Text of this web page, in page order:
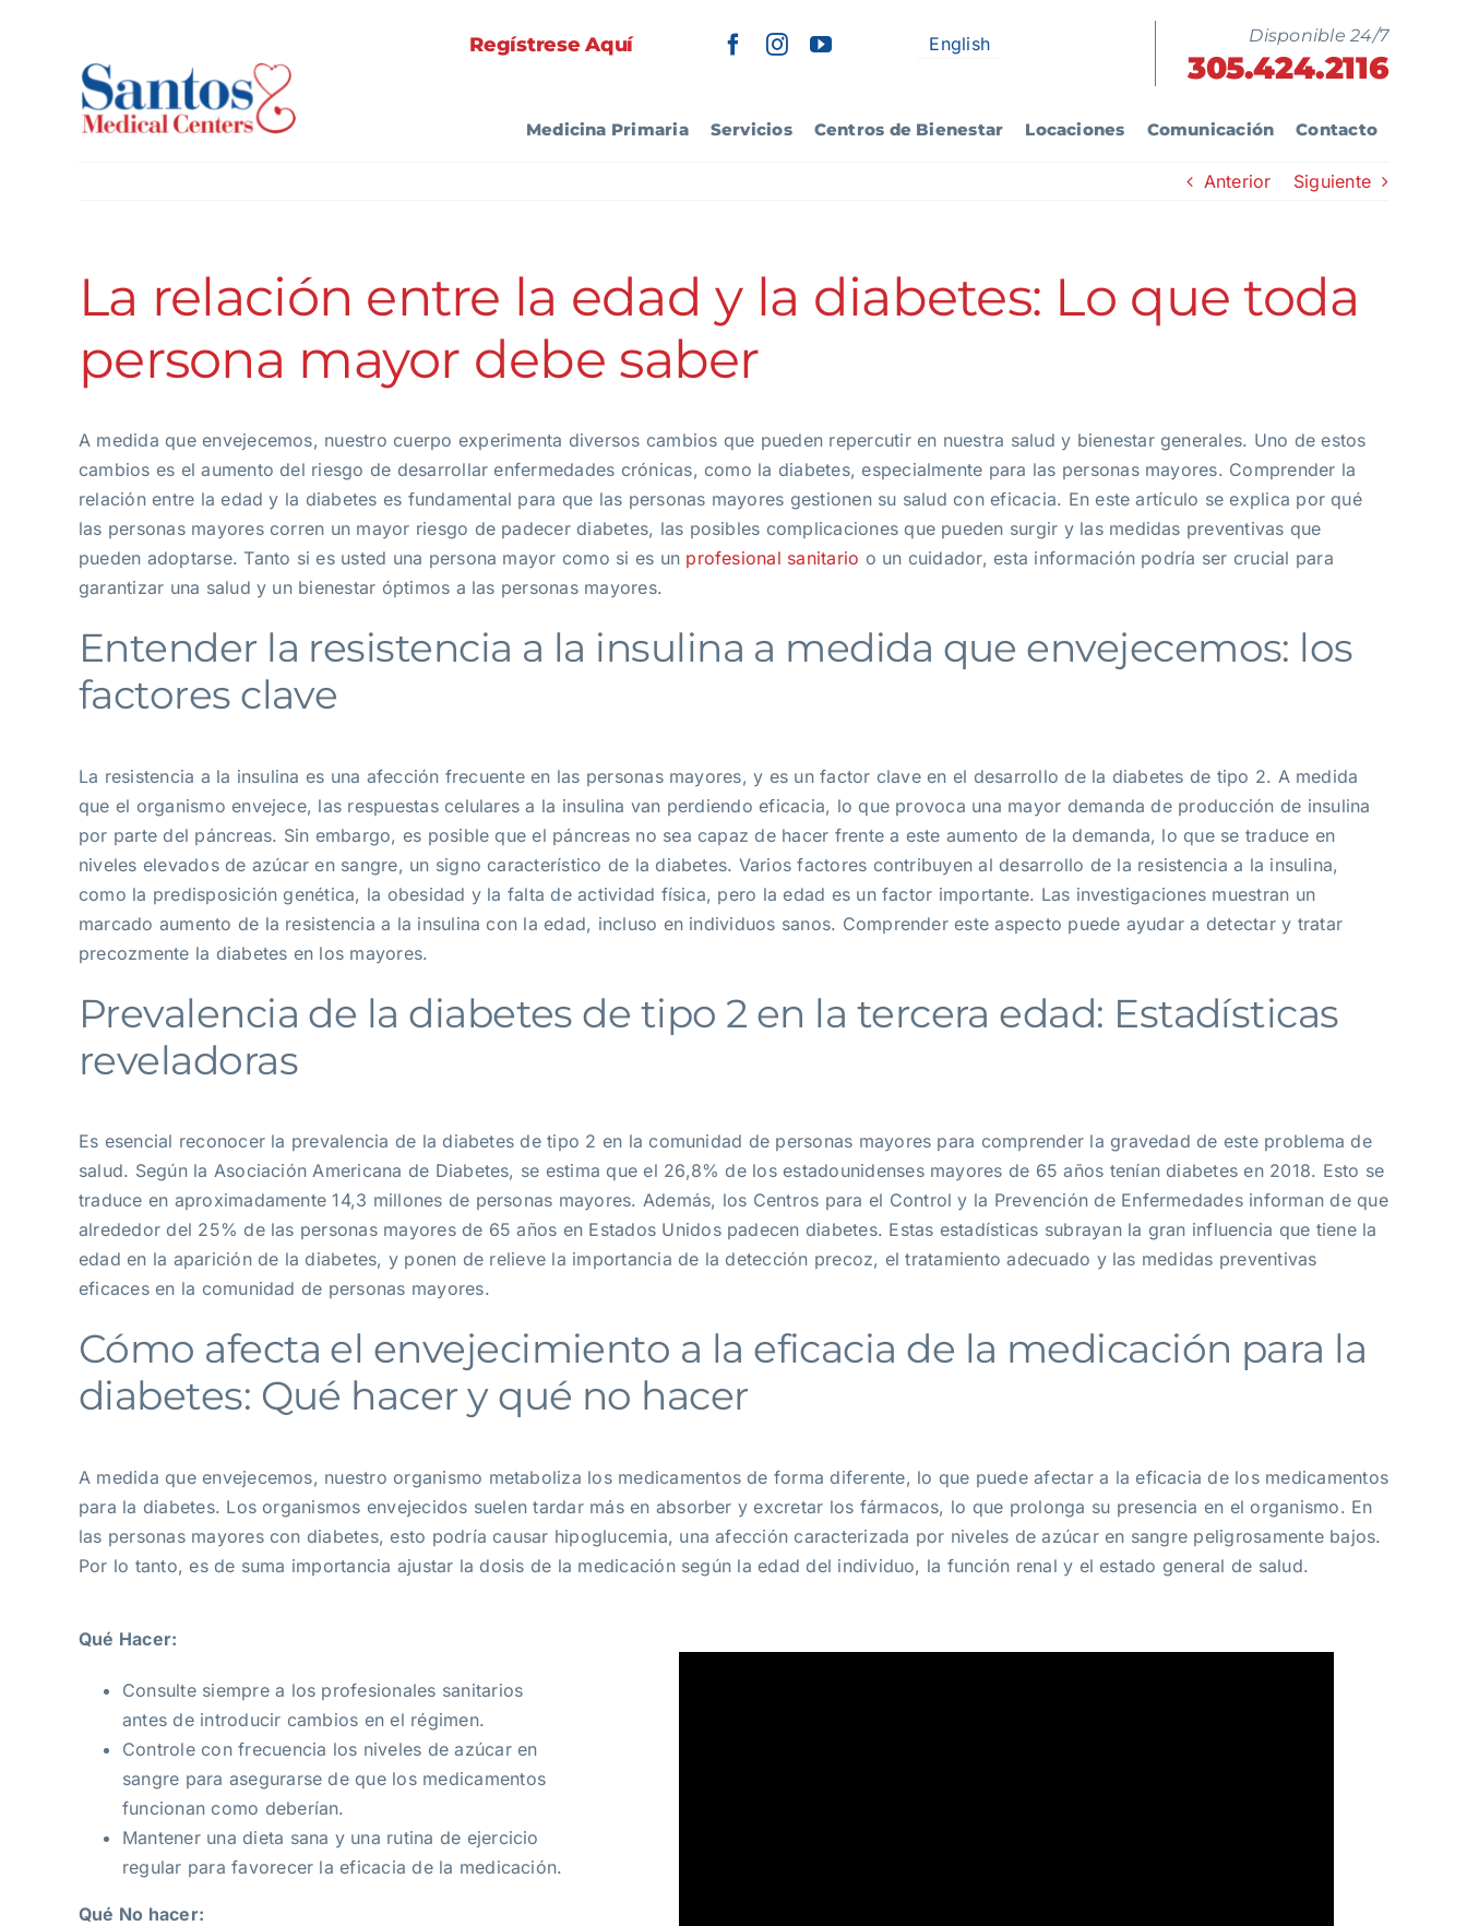
contenido
Regístrese Aquí English Disponible 24/7
305.424.2116
Medicina Primaria Servicios
Dentista
Terapias Transporte Ultrasonido
Zapatos para Diabéticos
Centros de Bienestar
Gimnasio
Locaciones Comunicación
Videos
Contacto
Nosotros
Anterior Siguiente
La relación entre la edad y la diabetes: Lo que toda
persona mayor debe saber
A medida que envejecemos, nuestro cuerpo experimenta diversos cambios que pueden repercutir en nuestra salud y bienestar generales. Uno de estos
cambios es el aumento del riesgo de desarrollar enfermedades crónicas, como la diabetes, especialmente para las personas mayores. Comprender la
relación entre la edad y la diabetes es fundamental para que las personas mayores gestionen su salud con eficacia. En este artículo se explica por qué
las personas mayores corren un mayor riesgo de padecer diabetes, las posibles complicaciones que pueden surgir y las medidas preventivas que
pueden adoptarse. Tanto si es usted una persona mayor como si es un profesional sanitario o un cuidador, esta información podría ser crucial para
garantizar una salud y un bienestar óptimos a las personas mayores.
Entender la resistencia a la insulina a medida que envejecemos: los
factores clave
La resistencia a la insulina es una afección frecuente en las personas mayores, y es un factor clave en el desarrollo de la diabetes de tipo 2. A medida
que el organismo envejece, las respuestas celulares a la insulina van perdiendo eficacia, lo que provoca una mayor demanda de producción de insulina
por parte del páncreas. Sin embargo, es posible que el páncreas no sea capaz de hacer frente a este aumento de la demanda, lo que se traduce en
niveles elevados de azúcar en sangre, un signo característico de la diabetes. Varios factores contribuyen al desarrollo de la resistencia a la insulina,
como la predisposición genética, la obesidad y la falta de actividad física, pero la edad es un factor importante. Las investigaciones muestran un
marcado aumento de la resistencia a la insulina con la edad, incluso en individuos sanos. Comprender este aspecto puede ayudar a detectar y tratar
precozmente la diabetes en los mayores.
Prevalencia de la diabetes de tipo 2 en la tercera edad: Estadísticas
reveladoras
Es esencial reconocer la prevalencia de la diabetes de tipo 2 en la comunidad de personas mayores para comprender la gravedad de este problema de
salud. Según la Asociación Americana de Diabetes, se estima que el 26,8% de los estadounidenses mayores de 65 años tenían diabetes en 2018. Esto se
traduce en aproximadamente 14,3 millones de personas mayores. Además, los Centros para el Control y la Prevención de Enfermedades informan de que
alrededor del 25% de las personas mayores de 65 años en Estados Unidos padecen diabetes. Estas estadísticas subrayan la gran influencia que tiene la
edad en la aparición de la diabetes, y ponen de relieve la importancia de la detección precoz, el tratamiento adecuado y las medidas preventivas
eficaces en la comunidad de personas mayores.
Cómo afecta el envejecimiento a la eficacia de la medicación para la
diabetes: Qué hacer y qué no hacer
A medida que envejecemos, nuestro organismo metaboliza los medicamentos de forma diferente, lo que puede afectar a la eficacia de los medicamentos
para la diabetes. Los organismos envejecidos suelen tardar más en absorber y excretar los fármacos, lo que prolonga su presencia en el organismo. En
las personas mayores con diabetes, esto podría causar hipoglucemia, una afección caracterizada por niveles de azúcar en sangre peligrosamente bajos.
Por lo tanto, es de suma importancia ajustar la dosis de la medicación según la edad del individuo, la función renal y el estado general de salud.
Qué Hacer:
Consulte siempre a los profesionales sanitarios
antes de introducir cambios en el régimen.
Controle con frecuencia los niveles de azúcar en
sangre para asegurarse de que los medicamentos
funcionan como deberían.
Mantener una dieta sana y una rutina de ejercicio
regular para favorecer la eficacia de la medicación.
Qué No hacer: